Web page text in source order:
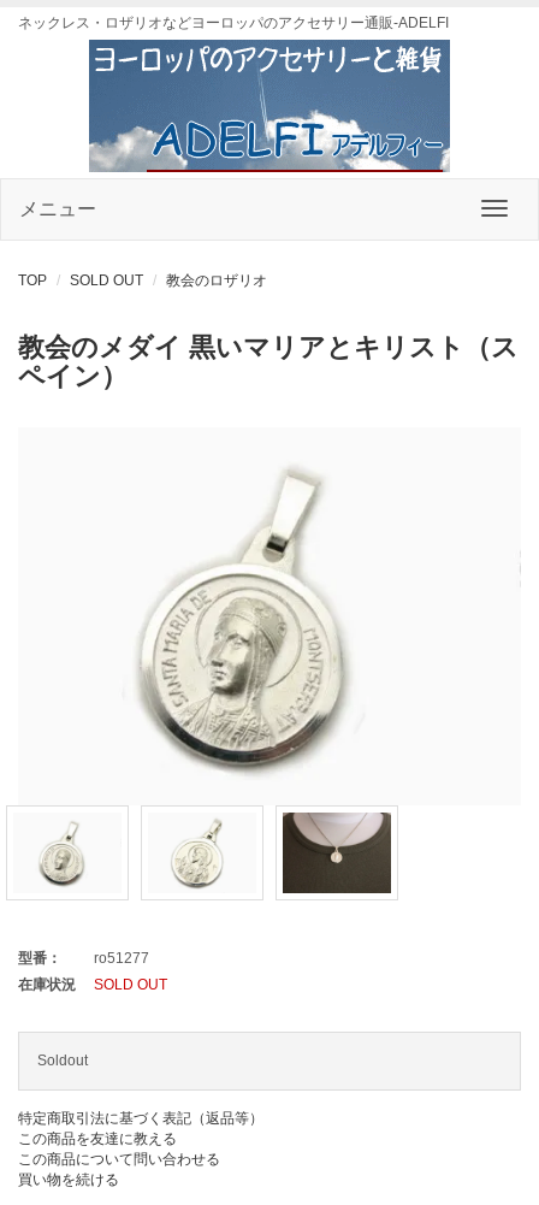
ネックレス・ロザリオなどヨーロッパのアクセサリー通販-ADELFI
メニュー
TOP SOLD OUT 教会のロザリオ
教会のメダイ 黒いマリアとキリスト（ス
ペイン）
型番：
ro51277
在庫状況
SOLD OUT
Soldout
特定商取引法に基づく表記（返品等）
この商品を友達に教える
この商品について問い合わせる
買い物を続ける